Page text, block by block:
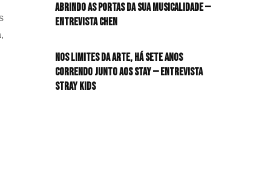
,
Abrindo as portas da sua musicalidade —
Entrevista CHEN
Nos limites da arte, há sete anos
correndo junto aos STAY — Entrevista
Stray Kids